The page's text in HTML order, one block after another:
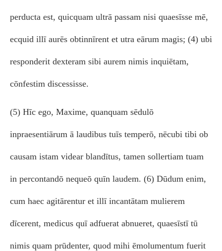
perducta est, quicquam ultrā passam nisi quaesīsse mē,
ecquid illī aurēs obtinnīrent et utra eārum magis; (4) ubi
responderit dexteram sibi aurem nimis inquiētam,
cōnfestim discessisse.
(5) Hīc ego, Maxime, quanquam sēdulō
inpraesentiārum ā laudibus tuīs temperō, nēcubi tibi ob
causam istam videar blandītus, tamen sollertiam tuam
in percontandō nequeō quīn laudem. (6) Dūdum enim,
cum haec agitārentur et illī incantātam mulierem
dīcerent, medicus quī adfuerat abnueret, quaesīstī tū
nimis quam prūdenter, quod mihi ēmolumentum fuerit